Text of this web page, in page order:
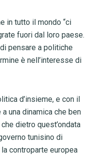
in tutto il mondo “ci
fuori dal loro paese.
pensare a politiche
è nell’interesse di
d’insieme, e con il
una dinamica che ben
dietro quest’ondata
tunisino di
controparte europea